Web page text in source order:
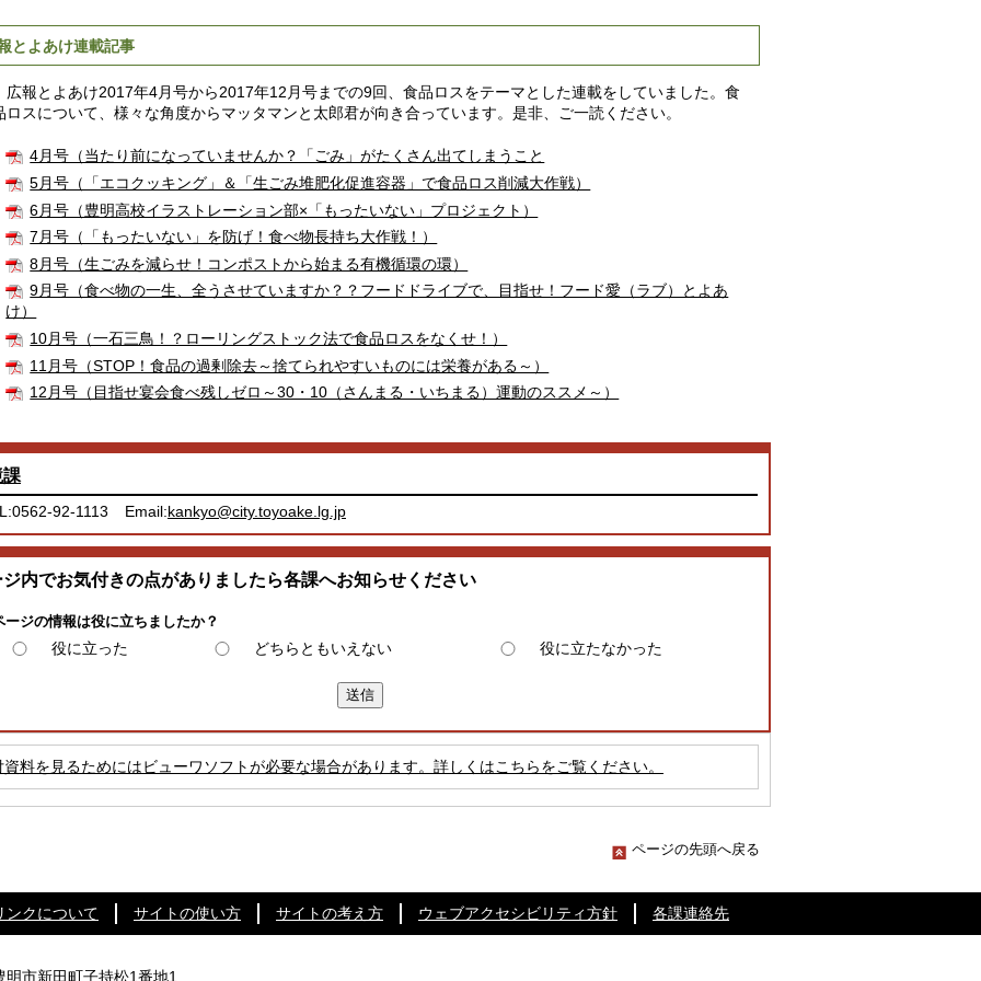
とよあけ連載記事
報とよあけ2017年4月号から2017年12月号までの9回、食品ロスをテーマとした連載をしていました。食
ロスについて、様々な角度からマッタマンと太郎君が向き合っています。是非、ご一読ください。
4月号（当たり前になっていませんか？「ごみ」がたくさん出てしまうこと
5月号（「エコクッキング」＆「生ごみ堆肥化促進容器」で食品ロス削減大作戦）
6月号（豊明高校イラストレーション部×「もったいない」プロジェクト）
7月号（「もったいない」を防げ！食べ物長持ち大作戦！）
8月号（生ごみを減らせ！コンポストから始まる有機循環の環）
9月号（食べ物の一生、全うさせていますか？？フードドライブで、目指せ！フード愛（ラブ）とよあ
け）
10月号（一石三鳥！？ローリングストック法で食品ロスをなくせ！）
11月号（STOP！食品の過剰除去～捨てられやすいものには栄養がある～）
12月号（目指せ宴会食べ残しゼロ～30・10（さんまる・いちまる）運動のススメ～）
課
92-1113 Email:kankyo@city.toyoake.lg.jp
内でお気付きの点がありましたら各課へお知らせください
ージの情報は役に立ちましたか？
役に立った どちらともいえない 役に立たなかった
資料を見るためにはビューワソフトが必要な場合があります。詳しくはこちらをご覧ください。
ページの先頭へ戻る
ンクについて サイトの使い方 サイトの考え方 ウェブアクセシビリティ方針 各課連絡先
市新田町子持松1番地1